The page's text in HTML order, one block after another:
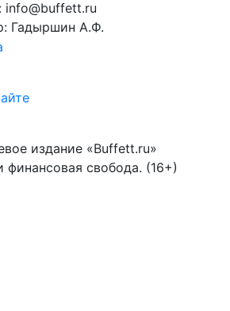
info@buffett.ru
Гадыршин А.Ф.
издание «Buffett.ru»
финансовая свобода. (16+)